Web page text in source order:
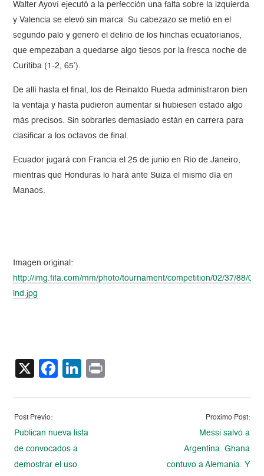
Walter Ayoví ejecutó a la perfección una falta sobre la izquierda
y Valencia se elevó sin marca. Su cabezazo se metió en el
segundo palo y generó el delirio de los hinchas ecuatorianos,
que empezaban a quedarse algo tiesos por la fresca noche de
Curitiba (1-2, 65′).
De allí hasta el final, los de Reinaldo Rueda administraron bien
la ventaja y hasta pudieron aumentar si hubiesen estado algo
más precisos. Sin sobrarles demasiado están en carrera para
clasificar a los octavos de final.
Ecuador jugará con Francia el 25 de junio en Río de Janeiro,
mientras que Honduras lo hará ante Suiza el mismo día en
Manaos.
Imagen original:
http://img.fifa.com/mm/photo/tournament/competition/02/37/88/09/
lnd.jpg
X Facebook
LinkedIn
Post Previo:
Publican nueva lista
de convocados a
demostrar el uso
Proximo Post:
Messi salvó a
Argentina. Ghana
contuvo a Alemania. Y